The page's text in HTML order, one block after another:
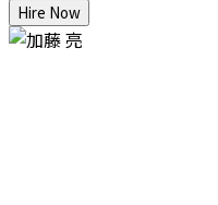
Hire Now